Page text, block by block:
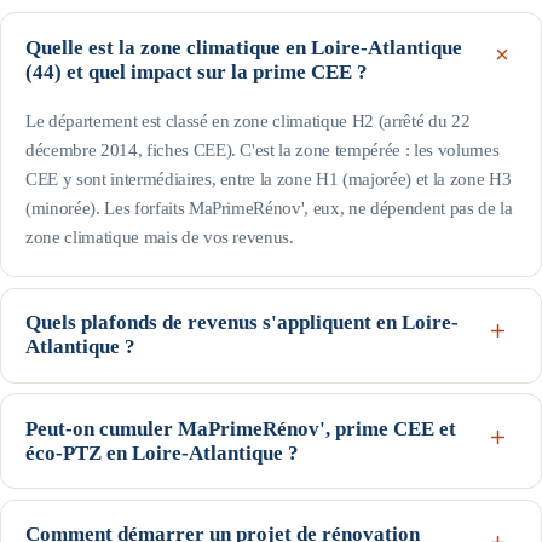
Quelle est la zone climatique en Loire-Atlantique
(44) et quel impact sur la prime CEE ?
Le département est classé en zone climatique H2 (arrêté du 22
décembre 2014, fiches CEE). C'est la zone tempérée : les volumes
CEE y sont intermédiaires, entre la zone H1 (majorée) et la zone H3
(minorée). Les forfaits MaPrimeRénov', eux, ne dépendent pas de la
zone climatique mais de vos revenus.
Quels plafonds de revenus s'appliquent en Loire-
Atlantique ?
Le département est hors Île-de-France : pour une personne seule, le
profil Bleu (très modestes) va jusqu'à 17 363 € de revenu fiscal de
référence, le Jaune jusqu'à 22 259 € et le Violet jusqu'à 31 185 € ;
au-delà, profil Rose. Les plafonds augmentent avec la taille du foyer
Peut-on cumuler MaPrimeRénov', prime CEE et
éco-PTZ en Loire-Atlantique ?
Oui, ces trois dispositifs nationaux sont cumulables sur un même
projet, sous conditions d'éligibilité : MaPrimeRénov' et la prime CEE
Comment démarrer un projet de rénovation